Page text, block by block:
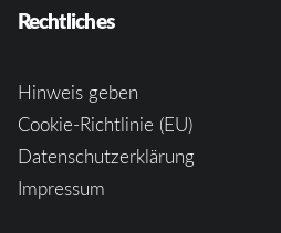
Rechtliches
Hinweis geben
Cookie-Richtlinie (EU)
Datenschutzerklärung
Impressum